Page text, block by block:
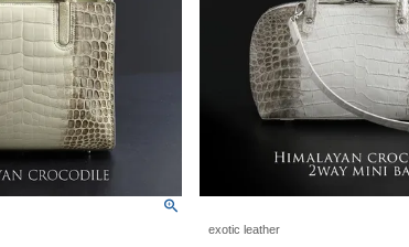
exotic leather